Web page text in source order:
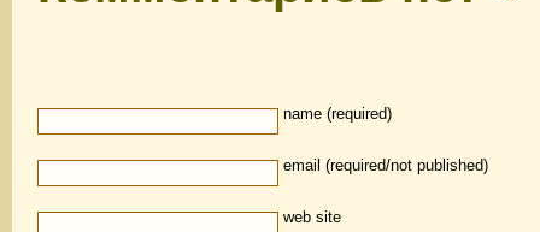
name (required)
email (required/not published)
web site